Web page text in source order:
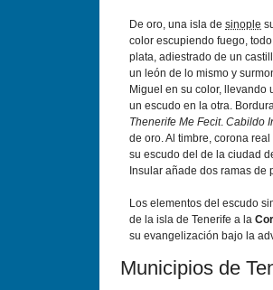
De oro, una isla de sinople
color escupiendo fuego,
plata, adiestrado de un
un león de lo mismo y
Miguel en su color, llevando
un escudo en la otra.
Thenerife Me Fecit. Cabildo
de oro. Al timbre, corona
su escudo del de la ciudad
Insular añade dos ramas de
Los elementos del escudo
de la isla de Tenerife a la
su evangelización bajo la
Municipios de